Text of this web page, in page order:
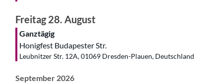
Freitag28. August
Ganztägig
Honigfest Budapester Str.
Leubnitzer Str. 12A, 01069 Dresden-Plauen, Deutschland
September 2026